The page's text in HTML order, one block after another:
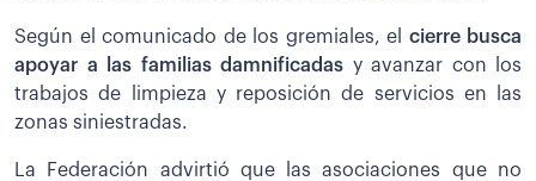
Según el comunicado de los gremiales, el cierre busca
apoyar a las familias damnificadas y avanzar con los
trabajos de limpieza y reposición de servicios en las
zonas siniestradas.
La Federación advirtió que las asociaciones que no